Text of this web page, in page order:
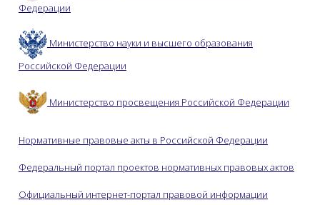
Федерации
Министерство науки и высшего образования
Российской Федерации
Министерство просвещения Российской Федерации
Нормативные правовые акты в Российской Федерации
Федеральный портал проектов нормативных правовых актов
Официальный интернет-портал правовой информации